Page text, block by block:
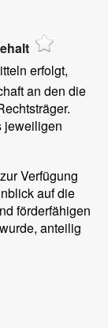
erfolgt,
an den die
jeweiligen
Verfügung
auf die
förderfähigen
anteilig